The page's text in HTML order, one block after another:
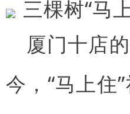
厦门十店
今，“马上住